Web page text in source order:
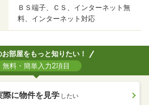
ＢＳ端子、ＣＳ、インターネット無
料、インターネット対応
お部屋をもっと知りたい！
無料・簡単入力2項目
際に物件を見学 したい